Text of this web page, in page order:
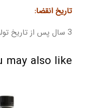
تاریخ انقضا:
3 سال پس از تاریخ تولید
may also like…